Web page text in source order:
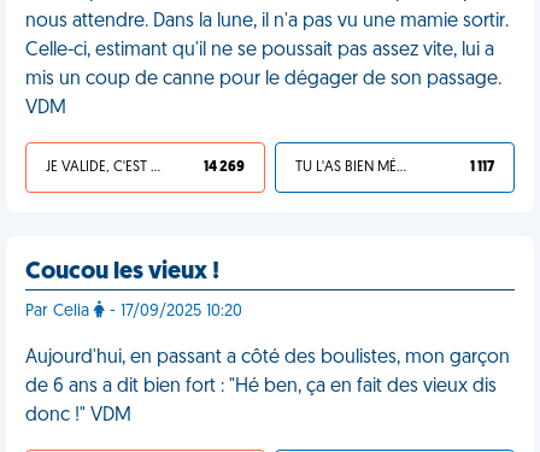
nous attendre. Dans la lune, il n'a pas vu une mamie sortir.
Celle-ci, estimant qu'il ne se poussait pas assez vite, lui a
mis un coup de canne pour le dégager de son passage.
VDM
JE VALIDE, C'EST UNE VDM 14 269 TU L'AS BIEN MÉRITÉ 1 117
Coucou les vieux !
Par Celia - 17/09/2025 10:20
Aujourd'hui, en passant a côté des boulistes, mon garçon
de 6 ans a dit bien fort : "Hé ben, ça en fait des vieux dis
donc !" VDM